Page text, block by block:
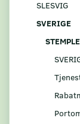
SLESVIG
SVERIGE